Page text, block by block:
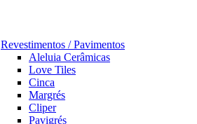
Revestimentos / Pavimentos
Aleluia Cerâmicas
Love Tiles
Cinca
Margrés
Cliper
Pavigrés